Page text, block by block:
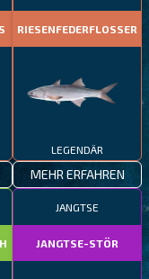
RIESENFEDERFLOSSER
LEGENDÄR
MEHR ERFAHREN
JANGTSE
JANGTSE-STÖR